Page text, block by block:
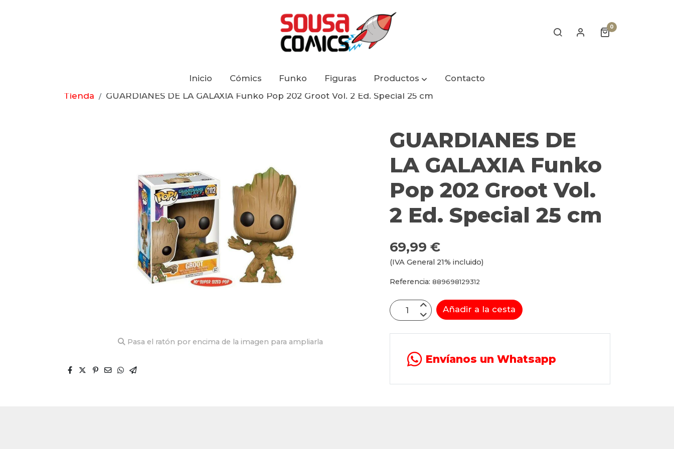
0
Inicio Cómics Funko Figuras Productos
Contacto
Tienda
GUARDIANES DE LA GALAXIA Funko Pop 202 Groot Vol. 2 Ed. Special 25 cm
Pasa el ratón por encima de la imagen para ampliarla
GUARDIANES DE
LA GALAXIA Funko
Pop 202 Groot Vol.
2 Ed. Special 25 cm
69,99 €
(IVA General 21% incluido)
Referencia:889698129312
Añadir a la cesta
Envíanos un Whatsapp